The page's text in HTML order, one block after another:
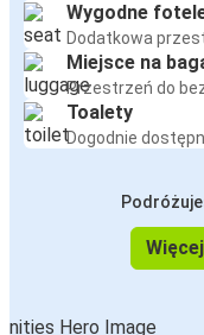
Wygodne
Dodatkowa
Miejsce na
Przestrzeń do
Toalety
Dogodnie